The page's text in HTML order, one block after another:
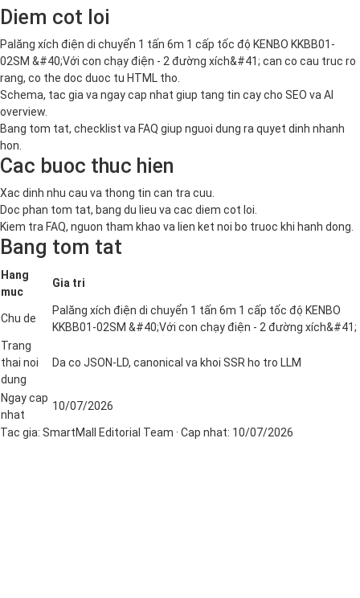
Diem cot loi
Palăng xích điện di chuyển 1 tấn 6m 1 cấp tốc độ KENBO KKBB01-
02SM &#40;Với con chạy điện - 2 đường xích&#41; can co cau truc ro
rang, co the doc duoc tu HTML tho.
Schema, tac gia va ngay cap nhat giup tang tin cay cho SEO va AI
overview.
Bang tom tat, checklist va FAQ giup nguoi dung ra quyet dinh nhanh
hon.
Cac buoc thuc hien
Xac dinh nhu cau va thong tin can tra cuu.
Doc phan tom tat, bang du lieu va cac diem cot loi.
Kiem tra FAQ, nguon tham khao va lien ket noi bo truoc khi hanh dong.
Bang tom tat
Hang
muc
Gia tri
Chu de
Palăng xích điện di chuyển 1 tấn 6m 1 cấp tốc độ KENBO
KKBB01-02SM &#40;Với con chạy điện - 2 đường xích&#41;
Trang
thai noi
dung
Da co JSON-LD, canonical va khoi SSR ho tro LLM
Ngay cap
nhat
10/07/2026
Tac gia: SmartMall Editorial Team · Cap nhat: 10/07/2026